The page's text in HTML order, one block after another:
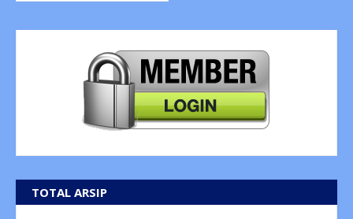
TOTAL ARSIP